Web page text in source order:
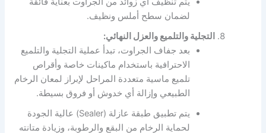
لضمان سطح أملس ونظيف.
التجلية والتلميع والعزل النهائي:
بعد جفاف الجراوت، تبدأ عملية التجلية والتلميع
الاحترافية باستخدام ماكينات خاصة وأقراص
تلميع ماسية متعددة المراحل لإبراز لمعان الرخام
الطبيعي وإزالة أي خدوش أو فروق بسيطة.
يتم تطبيق طبقة عازلة (Sealer) عالية الجودة
لحماية الرخام من البقع والرطوبة، وزيادة متانته